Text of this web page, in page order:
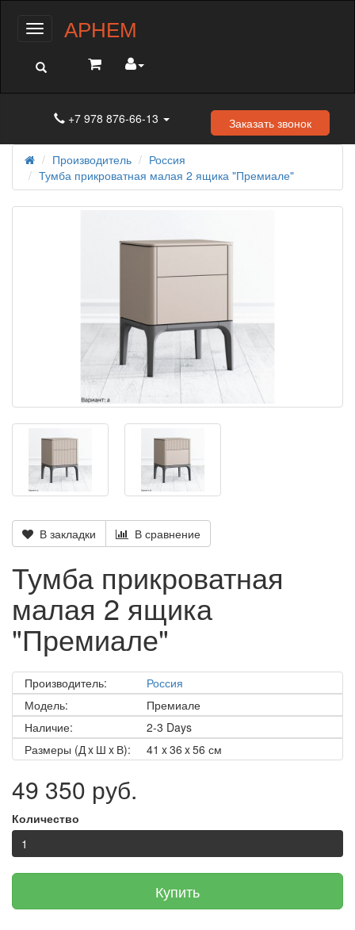
МенюАРНЕМ
+7 978 876-66-13 Заказать звонок
Производитель
Россия
Тумба прикроватная малая 2 ящика "Премиале"
В закладки В сравнение
Тумба прикроватная
малая 2 ящика
"Премиале"
Производитель:
Россия
Модель:
Премиале
Наличие:
2-3 Days
Размеры (Д x Ш x В):
41 x 36 x 56 см
49 350 руб.
Количество
Купить